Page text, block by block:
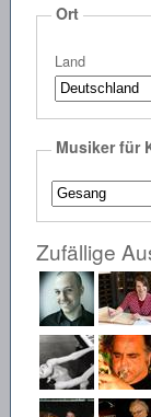
Ort
Land
Musiker für
Zufällige